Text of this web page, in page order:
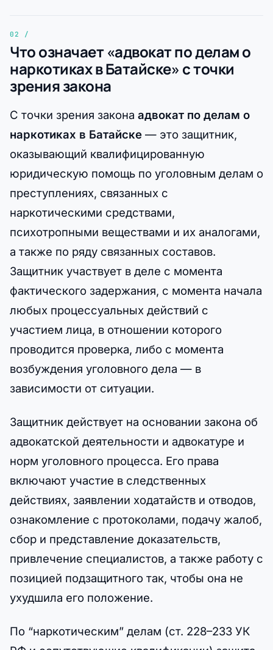
Что означает «адвокат по делам о
наркотиках в Батайске» с точки
зрения закона
С точки зрения закона адвокат по делам о
наркотиках в Батайске — это защитник,
оказывающий квалифицированную
юридическую помощь по уголовным делам о
преступлениях, связанных с
наркотическими средствами,
психотропными веществами и их аналогами,
а также по ряду связанных составов.
Защитник участвует в деле с момента
фактического задержания, с момента начала
любых процессуальных действий с
участием лица, в отношении которого
проводится проверка, либо с момента
возбуждения уголовного дела — в
зависимости от ситуации.
Защитник действует на основании закона об
адвокатской деятельности и адвокатуре и
норм уголовного процесса. Его права
включают участие в следственных
действиях, заявлении ходатайств и отводов,
ознакомление с протоколами, подачу жалоб,
сбор и представление доказательств,
привлечение специалистов, а также работу с
позицией подзащитного так, чтобы она не
ухудшила его положение.
По “наркотическим” делам (ст. 228–233 УК